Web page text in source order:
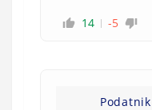
14 -5
Podatnik